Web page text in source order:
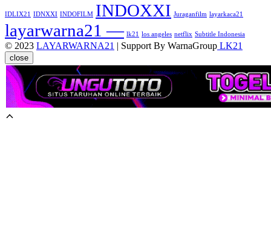
IDLIX21 IDNXXI INDOFILM INDOXXI Juraganfilm layarkaca21
layarwarna21 — lk21 los angeles netflix Subtitle Indonesia
© 2023 LAYARWARNA21 | Support By WarnaGroup LK21
close